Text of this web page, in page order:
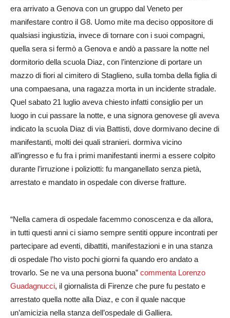
era arrivato a Genova con un gruppo dal Veneto per
manifestare contro il G8. Uomo mite ma deciso oppositore di
qualsiasi ingiustizia, invece di tornare con i suoi compagni,
quella sera si fermò a Genova e andò a passare la notte nel
dormitorio della scuola Diaz, con l’intenzione di portare un
mazzo di fiori al cimitero di Staglieno, sulla tomba della figlia di
una compaesana, una ragazza morta in un incidente stradale.
Quel sabato 21 luglio aveva chiesto infatti consiglio per un
luogo in cui passare la notte, e una signora genovese gli aveva
indicato la scuola Diaz di via Battisti, dove dormivano decine di
manifestanti, molti dei quali stranieri. dormiva vicino
all’ingresso e fu fra i primi manifestanti inermi a essere colpito
durante l’irruzione i poliziotti: fu manganellato senza pietà,
arrestato e mandato in ospedale con diverse fratture.
“Nella camera di ospedale facemmo conoscenza e da allora,
in tutti questi anni ci siamo sempre sentiti oppure incontrati per
partecipare ad eventi, dibattiti, manifestazioni e in una stanza
di ospedale l’ho visto pochi giorni fa quando ero andato a
trovarlo. Se ne va una persona buona” commenta Lorenzo
Guadagnucci, il giornalista di Firenze che pure fu pestato e
arrestato quella notte alla Diaz, e con il quale nacque
un’amicizia nella stanza dell’ospedale di Galliera.